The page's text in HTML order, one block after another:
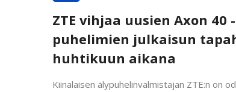
ZTE vihjaa uusien Axon 40 -
puhelimien julkaisun
huhtikuun aikana
Kiinalaisen älypuhelinvalmistajan ZTE:n on